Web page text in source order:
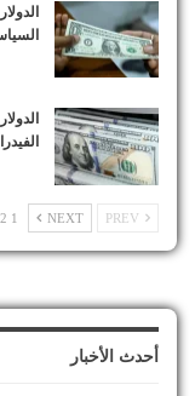
NEXT
1 od 2 |
أحدث الأخبار